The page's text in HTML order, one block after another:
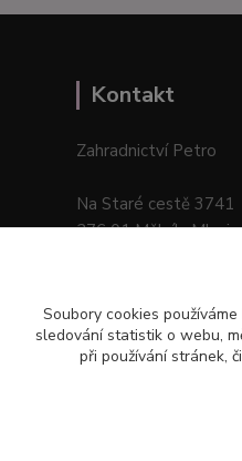
Kontakt
Zahradnictví Petro
Na Staré cestě 3741
276 01
Soubory cookies
sledování statistik o webu,
při používání stránek,